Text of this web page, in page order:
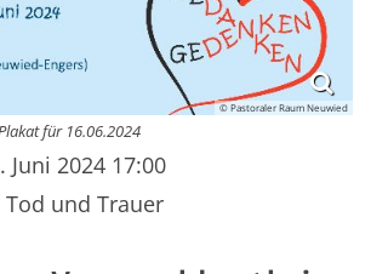
© Pastoraler Raum Neuwied
für 16.06.2024
Juni 2024 17:00
Tod und Trauer